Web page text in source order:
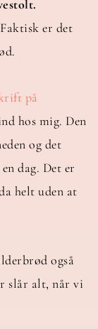
er det
på
hos mig. Den
og det
dag. Det er
helt uden at
også
slår alt, når vi